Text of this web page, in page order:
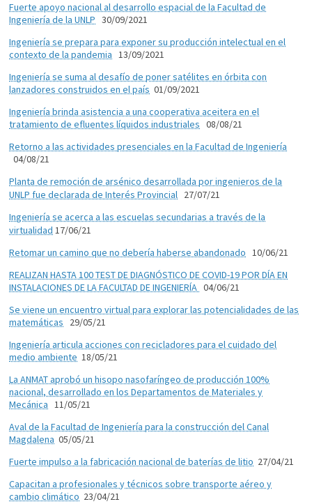
Fuerte apoyo nacional al desarrollo espacial de la Facultad de
Ingeniería de la UNLP 30/09/2021
Ingeniería se prepara para exponer su producción intelectual en el
contexto de la pandemia 13/09/2021
Ingeniería se suma al desafío de poner satélites en órbita con
lanzadores construidos en el país 01/09/2021
Ingeniería brinda asistencia a una cooperativa aceitera en el
tratamiento de efluentes líquidos industriales 08/08/21
Retorno a las actividades presenciales en la Facultad de Ingeniería
04/08/21
Planta de remoción de arsénico desarrollada por ingenieros de la
UNLP fue declarada de Interés Provincial 27/07/21
Ingeniería se acerca a las escuelas secundarias a través de la
virtualidad 17/06/21
Retomar un camino que no debería haberse abandonado 10/06/21
REALIZAN HASTA 100 TEST DE DIAGNÓSTICO DE COVID-19 POR DÍA EN
INSTALACIONES DE LA FACULTAD DE INGENIERÍA 04/06/21
Se viene un encuentro virtual para explorar las potencialidades de las
matemáticas
29/05/21
Ingeniería articula acciones con recicladores para el cuidado del
medio ambiente 18/05/21
La ANMAT aprobó un hisopo nasofaríngeo de producción 100%
nacional, desarrollado en los Departamentos de Materiales y
Mecánica 11/05/21
Aval de la Facultad de Ingeniería para la construcción del Canal
Magdalena 05/05/21
Fuerte impulso a la fabricación nacional de baterías de litio 27/04/21
Capacitan a profesionales y técnicos sobre transporte aéreo y
cambio climático 23/04/21